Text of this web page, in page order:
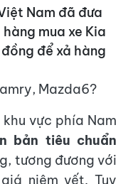
Nam đã đưa
mua xe Kia
để xả hàng
Mazda6?
vực phía Nam
bản tiêu chuẩn
tương đương với
niêm yết. Tuy